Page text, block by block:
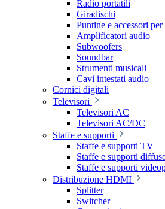
Radio portatili
Giradischi
Puntine e accessori
Amplificatori audio
Subwoofers
Soundbar
Strumenti musicali
Cavi intestati audio
Cornici digitali
Televisori
Televisori AC
Televisori AC/DC
Staffe e supporti
Staffe e supporti TV
Staffe e supporti
Staffe e supporti
Distribuzione HDMI
Splitter
Switcher